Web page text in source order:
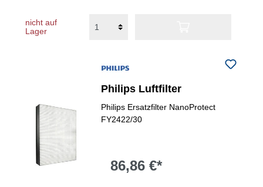
nicht auf
Lager
Philips Luftfilter
Philips Ersatzfilter NanoProtect
FY2422/30
86,86 €*